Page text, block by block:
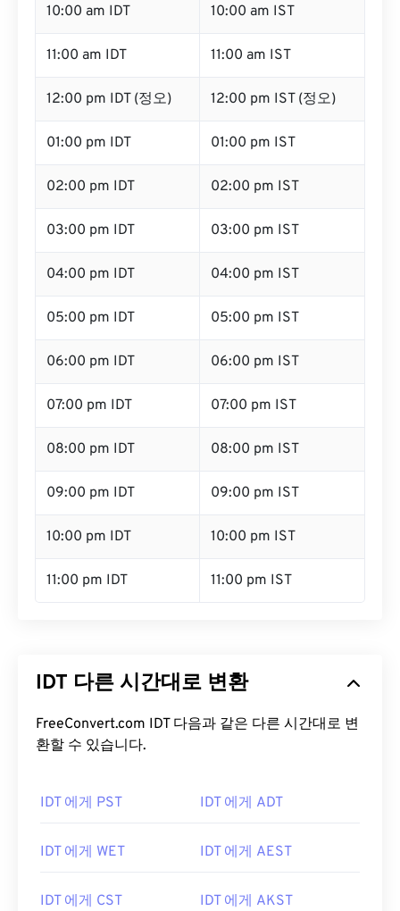
10:00 am IDT 10:00 am IST
11:00 am IDT 11:00 am IST
12:00 pm IDT (정오) 12:00 pm IST (정오)
01:00 pm IDT 01:00 pm IST
02:00 pm IDT 02:00 pm IST
03:00 pm IDT 03:00 pm IST
04:00 pm IDT 04:00 pm IST
05:00 pm IDT 05:00 pm IST
06:00 pm IDT 06:00 pm IST
07:00 pm IDT 07:00 pm IST
08:00 pm IDT 08:00 pm IST
09:00 pm IDT 09:00 pm IST
10:00 pm IDT 10:00 pm IST
11:00 pm IDT 11:00 pm IST
IDT 다른 시간대로 변환
FreeConvert.com IDT 다음과 같은 다른 시간대로 변
환할 수 있습니다.
IDT 에게 PST IDT 에게 ADT
IDT 에게 WET IDT 에게 AEST
IDT 에게 CST IDT 에게 AKST